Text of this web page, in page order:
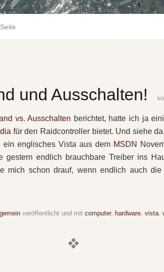
und Ausschalten!
vs. Ausschalten berichtet, hatte ich ja
für den Raidcontroller bietet. Und siehe
ein englisches Vista aus dem MSDN
gestern endlich brauchbare Treiber ins
mich schon drauf, wenn endlich auch die
veröffentlicht und mit computer, hardware, vista,